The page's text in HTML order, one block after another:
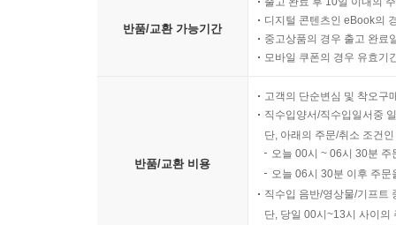
반품/교환 가능기간
디지털 콘텐츠인 eBook의
중고상품의 경우 출고 완료
모바일 쿠폰의 경우 유효기
반품/교환 비용
고객의 단순변심 및 착오구
직수입양서/직수입일서중
단, 아래의 주문/취소 조건
오늘 00시 ~ 06시 30분
오늘 06시 30분 이후 주
직수입 음반/영상물/기프트
단, 당일 00시~13시 사이의